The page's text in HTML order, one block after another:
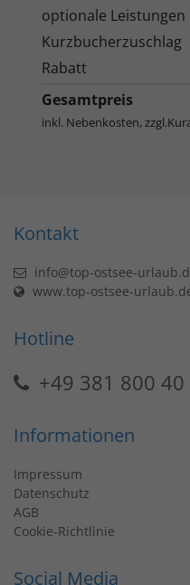
optionale Leistungen
Kurzbucherzuschlag
Rabatt
Gesamtpreis
inkl. Nebenkosten,
Kontakt
info@top-ostsee-
www.top-ostsee-
Hotline
+49 381 800 40
Informationen
Impressum
Datenschutz
AGB
Cookie-Richtlinie
Social Media